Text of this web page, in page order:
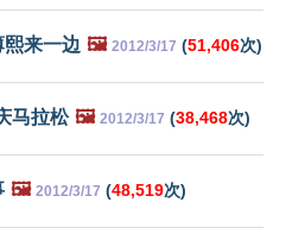
来一边 🖼️ 2012/3/17 (51,406次)
马拉松 🖼️ 2012/3/17 (38,468次)
🖼️ 2012/3/17 (48,519次)